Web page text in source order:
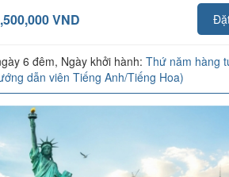
VND
6 đêm, Ngày khởi hành: Thứ năm hàng
dẫn viên Tiếng Anh/Tiếng Hoa)